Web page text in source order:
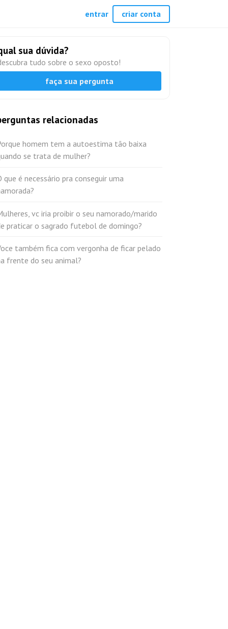
sua dúvida?
tudo sobre o sexo oposto!
faça sua pergunta
relacionadas
homem tem a autoestima tão baixa
se trata de mulher?
que é necessário pra conseguir uma
vc iria proibir o seu namorado/marido
praticar o sagrado futebol de domingo?
também fica com vergonha de ficar pelado
frente do seu animal?
entrar criar conta